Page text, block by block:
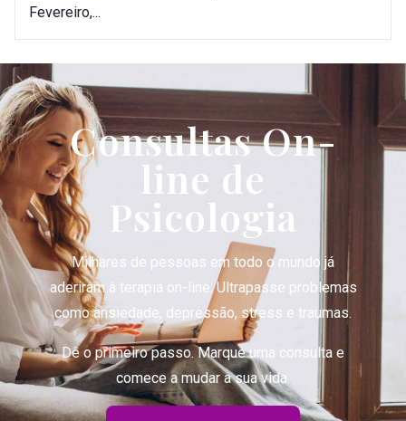
Fevereiro,...
Consultas On-
line de
Psicologia
Milhares de pessoas em todo o mundo já
aderiram à terapia on-line. Ultrapasse problemas
como ansiedade, depressão, stress e traumas.
Dê o primeiro passo. Marque uma consulta e
comece a mudar a sua vida.